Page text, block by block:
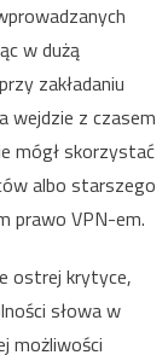
w dużą
zakładaniu
wejdzie z czasem
mógł skorzystać
albo starszego
prawo VPN-em.
ostrej krytyce,
słowa w
możliwości